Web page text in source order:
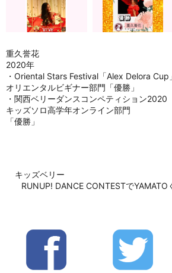
重久誉花
2020年
・Oriental Stars Festival「Alex Delora Cup」
オリエンタルビギナー部門「優勝」
・関西ベリーダンスコンペティション2020
キッズソロ高学年オンライン部門
「優勝」
キッズベリー
RUNUP! DANCE CONTESTでYAMATO